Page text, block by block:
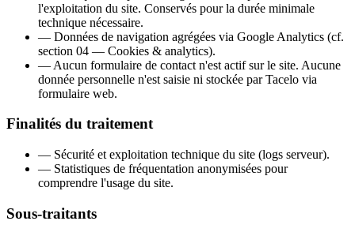
l'exploitation du site. Conservés pour la durée minimale
technique nécessaire.
— Données de navigation agrégées via Google Analytics (cf.
section 04 — Cookies & analytics).
— Aucun formulaire de contact n'est actif sur le site. Aucune
donnée personnelle n'est saisie ni stockée par Tacelo via
formulaire web.
Finalités du traitement
— Sécurité et exploitation technique du site (logs serveur).
— Statistiques de fréquentation anonymisées pour
comprendre l'usage du site.
Sous-traitants